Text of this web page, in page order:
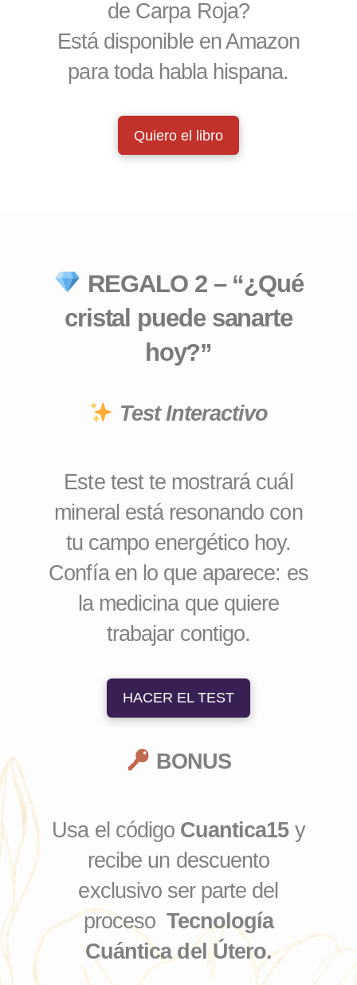
de Carpa Roja?
Está disponible en Amazon
para toda habla hispana.
Quiero el libro
REGALO 2 – “¿Qué
cristal puede sanarte
hoy?”
Test Interactivo
Este test te mostrará cuál
mineral está resonando con
tu campo energético hoy.
Confía en lo que aparece: es
la medicina que quiere
trabajar contigo.
HACER EL TEST
BONUS
Usa el códigoCuantica15 y
recibe un descuento
exclusivo ser parte del
proceso Tecnología
Cuántica del Útero.